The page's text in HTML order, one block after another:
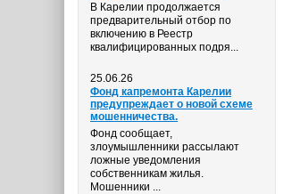
В Карелии продолжается
предварительный отбор по
включению в Реестр
квалифицированных подря...
25.06.26
Фонд капремонта Карелии
предупреждает о новой схеме
мошенничества.
Фонд сообщает,
злоумышленники рассылают
ложные уведомления
собственникам жилья.
Мошенники ...